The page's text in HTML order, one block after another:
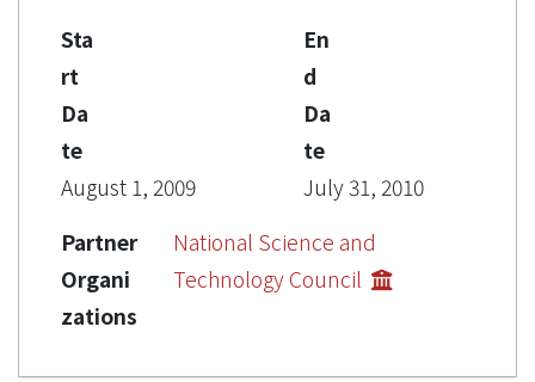
Sta
rt
Da
te
August 1, 2009
En
d
Da
te
July 31, 2010
Partner
Organi
zations
National Science and
Technology Council